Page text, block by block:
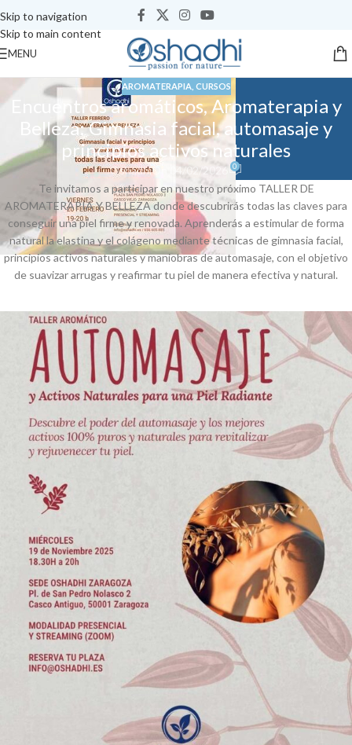
Skip to navigation
Skip to main content
MENU
AROMATERAPIA, CURSOS
Encuentros aromáticos, Aromaterapia y
Belleza: Gimnasia facial, automasaje y
principios activos naturales
OshadhiOn 04/02/2026 0
Te invitamos a participar en nuestro próximo TALLER DE
AROMATERAPIA Y BELLEZA donde descubrirás todas las claves para
conseguir una piel firme y renovada. Aprenderás a estimular de forma
natural la elastina y el colágeno mediante técnicas de gimnasia facial,
principios activos naturales y maniobras de automasaje, con el objetivo
de suavizar arrugas y reafirmar tu piel de manera efectiva y natural.